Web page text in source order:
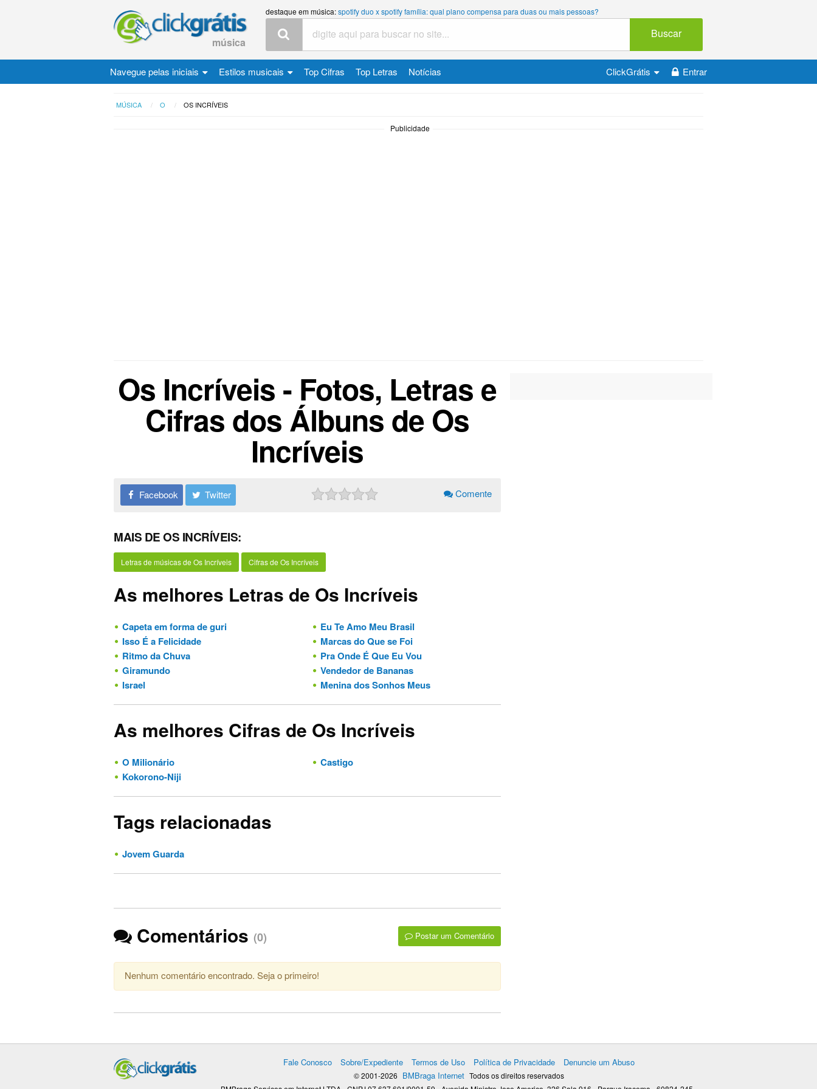
música
destaque em música:spotify duo x spotify família: qual plano compensa para duas ou mais pessoas?
Buscar
Navegue pelas iniciais Estilos musicais Top Cifras Top Letras Notícias Entrar
ClickGrátis
MÚSICA O OS INCRÍVEIS
Publicidade
Os Incríveis - Fotos, Letras e
Cifras dos Álbuns de Os
Incríveis
Facebook Twitter Comente
MAIS DE OS INCRÍVEIS:
Letras de músicas de Os Incríveis Cifras de Os Incríveis
As melhores Letras de Os Incríveis
Capeta em forma de guri
Eu Te Amo Meu Brasil
Isso É a Felicidade
Marcas do Que se Foi
Ritmo da Chuva
Pra Onde É Que Eu Vou
Giramundo
Vendedor de Bananas
Israel
Menina dos Sonhos Meus
As melhores Cifras de Os Incríveis
O Milionário
Castigo
Kokorono-Niji
Tags relacionadas
Jovem Guarda
Comentários (0) Postar um Comentário
Nenhum comentário encontrado. Seja o primeiro!
Fale Conosco Sobre/Expediente Termos de Uso Política de Privacidade Denuncie um Abuso
© 2001-2026 BMBraga Internet Todos os direitos reservados